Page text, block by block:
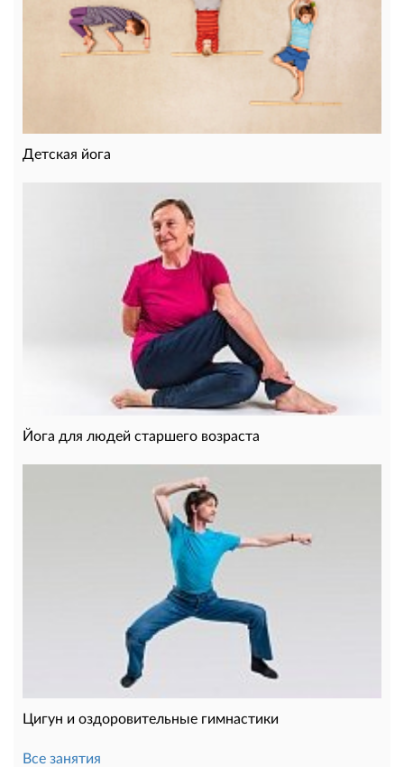
Детская йога
Йога для людей старшего возраста
Цигун и оздоровительные гимнастики
Все занятия